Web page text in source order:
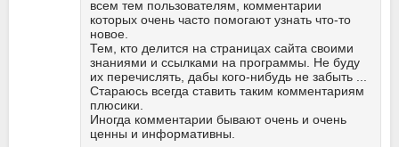
всем тем пользователям, комментарии
которых очень часто помогают узнать что-то
новое.
Тем, кто делится на страницах сайта своими
знаниями и ссылками на программы. Не буду
их перечислять, дабы кого-нибудь не забыть ...
Стараюсь всегда ставить таким комментариям
плюсики.
Иногда комментарии бывают очень и очень
ценны и информативны.